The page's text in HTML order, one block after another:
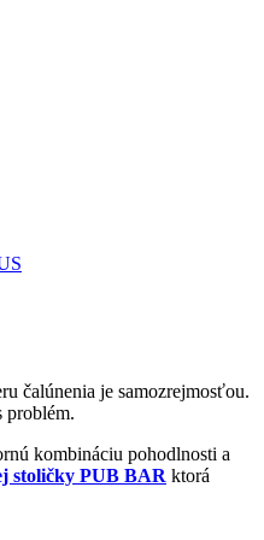
čalúnenia je samozrejmosťou.
problém.
kombináciu pohodlnosti a
stoličky PUB BAR ktorá